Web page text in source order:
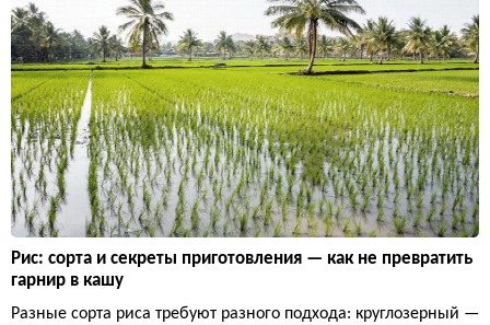
Рис: сорта и секреты приготовления — как не превратить
гарнир в кашу
Разные сорта риса требуют разного подхода: круглозерный —